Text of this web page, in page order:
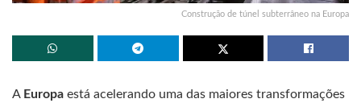
Construção de túnel subterrâneo na Europa
A Europa está acelerando uma das maiores transformações